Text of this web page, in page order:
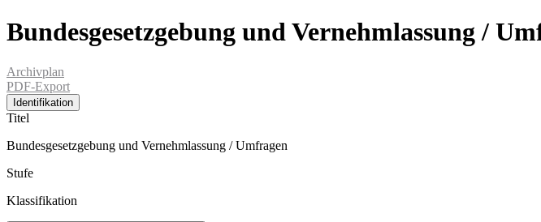
Bundesgesetzgebung und Vernehmlassung /
Archivplan
PDF-Export
Identifikation
Titel
Bundesgesetzgebung und Vernehmlassung / Umfragen
Stufe
Klassifikation